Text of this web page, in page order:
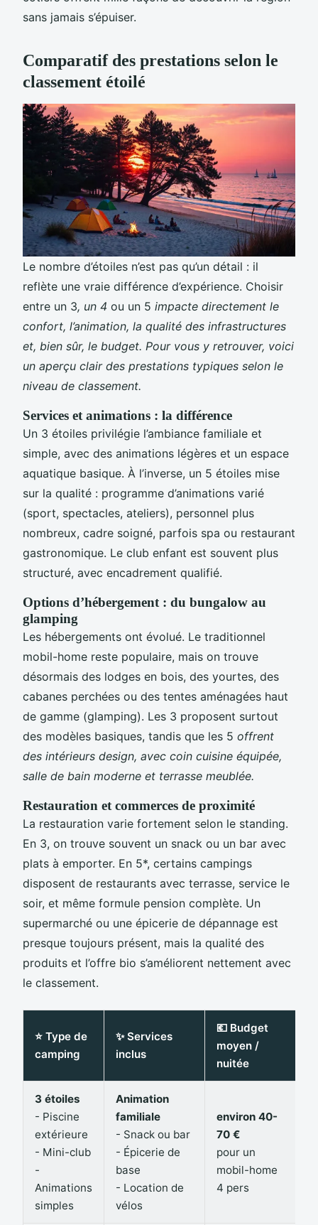
sans jamais s’épuiser.
Comparatif des prestations selon le
classement étoilé
Le nombre d’étoiles n’est pas qu’un détail : il
reflète une vraie différence d’expérience. Choisir
entre un 3, un 4 ou un 5 impacte directement le
confort, l’animation, la qualité des infrastructures
et, bien sûr, le budget. Pour vous y retrouver, voici
un aperçu clair des prestations typiques selon le
niveau de classement.
Services et animations : la différence
Un 3 étoiles privilégie l’ambiance familiale et
simple, avec des animations légères et un espace
aquatique basique. À l’inverse, un 5 étoiles mise
sur la qualité : programme d’animations varié
(sport, spectacles, ateliers), personnel plus
nombreux, cadre soigné, parfois spa ou restaurant
gastronomique. Le club enfant est souvent plus
structuré, avec encadrement qualifié.
Options d’hébergement : du bungalow au
glamping
Les hébergements ont évolué. Le traditionnel
mobil-home reste populaire, mais on trouve
désormais des lodges en bois, des yourtes, des
cabanes perchées ou des tentes aménagées haut
de gamme (glamping). Les 3 proposent surtout
des modèles basiques, tandis que les 5 offrent
des intérieurs design, avec coin cuisine équipée,
salle de bain moderne et terrasse meublée.
Restauration et commerces de proximité
La restauration varie fortement selon le standing.
En 3, on trouve souvent un snack ou un bar avec
plats à emporter. En 5*, certains campings
disposent de restaurants avec terrasse, service le
soir, et même formule pension complète. Un
supermarché ou une épicerie de dépannage est
presque toujours présent, mais la qualité des
produits et l’offre bio s’améliorent nettement avec
le classement.
⭐ Type de
camping
✨ Services
inclus
💶 Budget
moyen /
nuitée
3 étoiles
- Piscine
extérieure
- Mini-club
-
Animations
simples
Animation
familiale
- Snack ou bar
- Épicerie de
base
- Location de
vélos
environ 40-
70 €
pour un
mobil-home
4 pers